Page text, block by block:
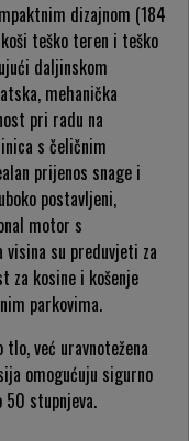
dizajnom (184
teško teren i teško
daljinskom
mehanička
pri radu na
s čeličnim
prijenos snage i
postavljeni,
motor s
su preduvjeti za
za kosine i košenje
parkovima.
već uravnotežena
omogućuju sigurno
stupnjeva.